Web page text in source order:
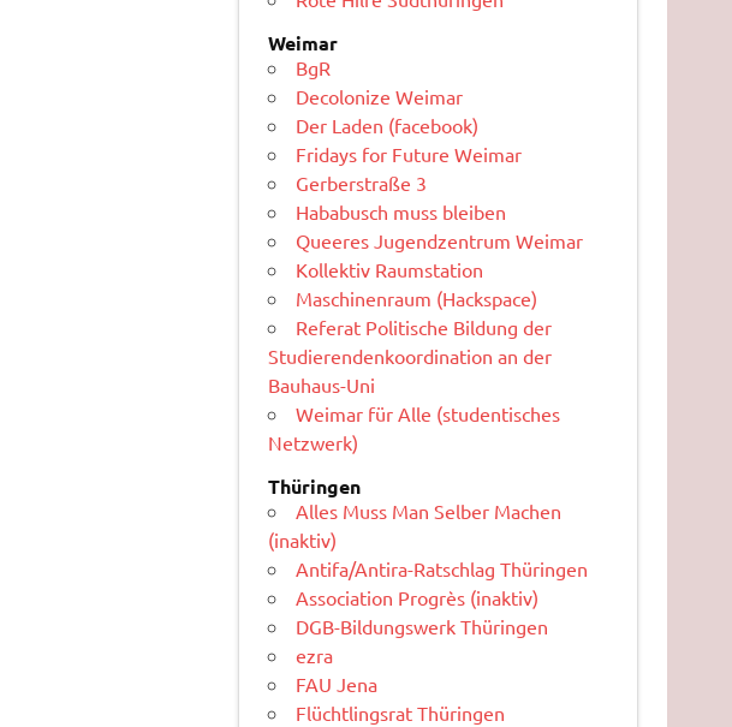
Weimar
BgR
Decolonize Weimar
Der Laden (facebook)
Fridays for Future Weimar
Gerberstraße 3
Hababusch muss bleiben
Queeres Jugendzentrum Weimar
Kollektiv Raumstation
Maschinenraum (Hackspace)
Referat Politische Bildung der
Studierendenkoordination an der
Bauhaus-Uni
Weimar für Alle (studentisches
Netzwerk)
Thüringen
Alles Muss Man Selber Machen
(inaktiv)
Antifa/Antira-Ratschlag Thüringen
Association Progrès (inaktiv)
DGB-Bildungswerk Thüringen
ezra
FAU Jena
Flüchtlingsrat Thüringen